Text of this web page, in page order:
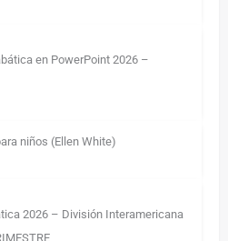
en PowerPoint 2026 –
niños (Ellen White)
2026 – División Interamericana